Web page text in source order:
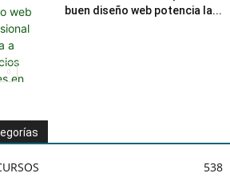
buen diseño web potencia la...
538